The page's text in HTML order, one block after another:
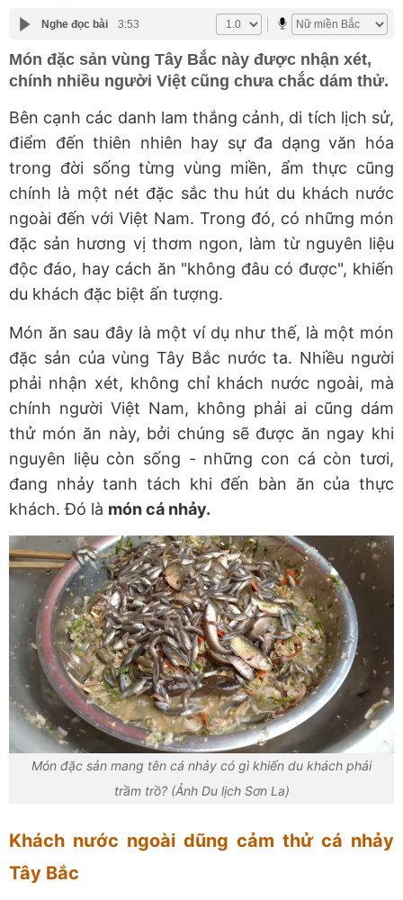
Nghe đọc bài 3:53
Món đặc sản vùng Tây Bắc này được nhận xét,
chính nhiều người Việt cũng chưa chắc dám thử.
Bên cạnh các danh lam thắng cảnh, di tích lịch sử,
điểm đến thiên nhiên hay sự đa dạng văn hóa
trong đời sống từng vùng miền, ẩm thực cũng
chính là một nét đặc sắc thu hút du khách nước
ngoài đến với Việt Nam. Trong đó, có những món
đặc sản hương vị thơm ngon, làm từ nguyên liệu
độc đáo, hay cách ăn "không đâu có được", khiến
du khách đặc biệt ấn tượng.
Món ăn sau đây là một ví dụ như thế, là một món
đặc sản của vùng Tây Bắc nước ta. Nhiều người
phải nhận xét, không chỉ khách nước ngoài, mà
chính người Việt Nam, không phải ai cũng dám
thử món ăn này, bởi chúng sẽ được ăn ngay khi
nguyên liệu còn sống - những con cá còn tươi,
đang nhảy tanh tách khi đến bàn ăn của thực
khách. Đó là món cá nhảy.
Món đặc sản mang tên cá nhảy có gì khiến du khách phải
trầm trồ? (Ảnh Du lịch Sơn La)
Khách nước ngoài dũng cảm thử cá nhảy
Tây Bắc